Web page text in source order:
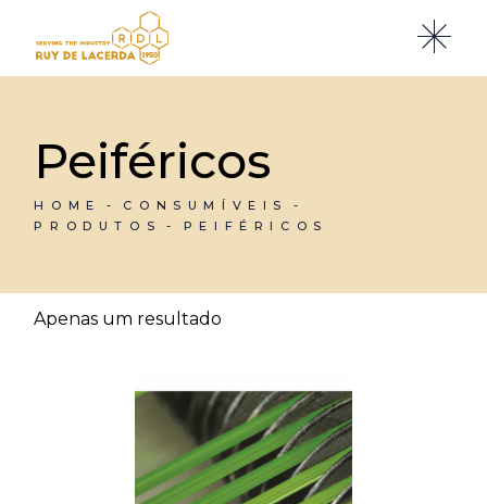
content
Peiféricos
HOME
CONSUMÍVEIS
PRODUTOS
PEIFÉRICOS
Apenas um resultado